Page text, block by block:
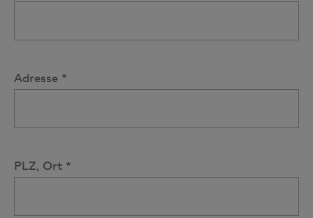
Adresse *
PLZ, Ort *